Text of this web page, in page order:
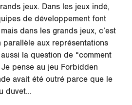
jeux. Dans les jeux indé,
de développement font
dans les grands jeux, c’est
parallèle aux représentations
la question de “comment
pense au jeu Forbidden
avait été outré parce que le
duvet…